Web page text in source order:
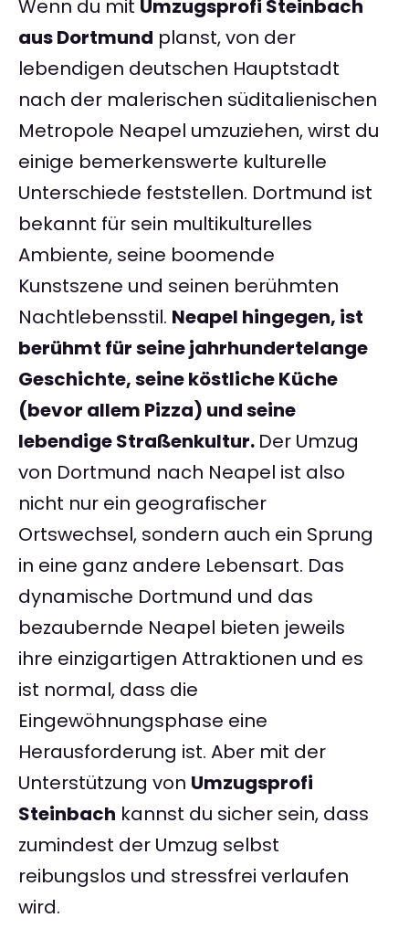
Wenn du mit Umzugsprofi Steinbach
aus Dortmund planst, von der
lebendigen deutschen Hauptstadt
nach der malerischen süditalienischen
Metropole Neapel umzuziehen, wirst du
einige bemerkenswerte kulturelle
Unterschiede feststellen. Dortmund ist
bekannt für sein multikulturelles
Ambiente, seine boomende
Kunstszene und seinen berühmten
Nachtlebensstil. Neapel hingegen, ist
berühmt für seine jahrhundertelange
Geschichte, seine köstliche Küche
(bevor allem Pizza) und seine
lebendige Straßenkultur. Der Umzug
von Dortmund nach Neapel ist also
nicht nur ein geografischer
Ortswechsel, sondern auch ein Sprung
in eine ganz andere Lebensart. Das
dynamische Dortmund und das
bezaubernde Neapel bieten jeweils
ihre einzigartigen Attraktionen und es
ist normal, dass die
Eingewöhnungsphase eine
Herausforderung ist. Aber mit der
Unterstützung von Umzugsprofi
Steinbach kannst du sicher sein, dass
zumindest der Umzug selbst
reibungslos und stressfrei verlaufen
wird.